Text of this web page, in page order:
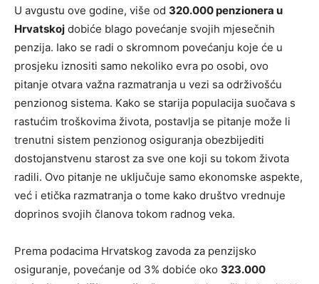
U avgustu ove godine, više od 320.000 penzionera u
Hrvatskoj dobiće blago povećanje svojih mjesečnih
penzija. Iako se radi o skromnom povećanju koje će u
prosjeku iznositi samo nekoliko evra po osobi, ovo
pitanje otvara važna razmatranja u vezi sa održivošću
penzionog sistema. Kako se starija populacija suočava s
rastućim troškovima života, postavlja se pitanje može li
trenutni sistem penzionog osiguranja obezbijediti
dostojanstvenu starost za sve one koji su tokom života
radili. Ovo pitanje ne uključuje samo ekonomske aspekte,
već i etička razmatranja o tome kako društvo vrednuje
doprinos svojih članova tokom radnog veka.
Prema podacima Hrvatskog zavoda za penzijsko
osiguranje, povećanje od 3% dobiće oko 323.000